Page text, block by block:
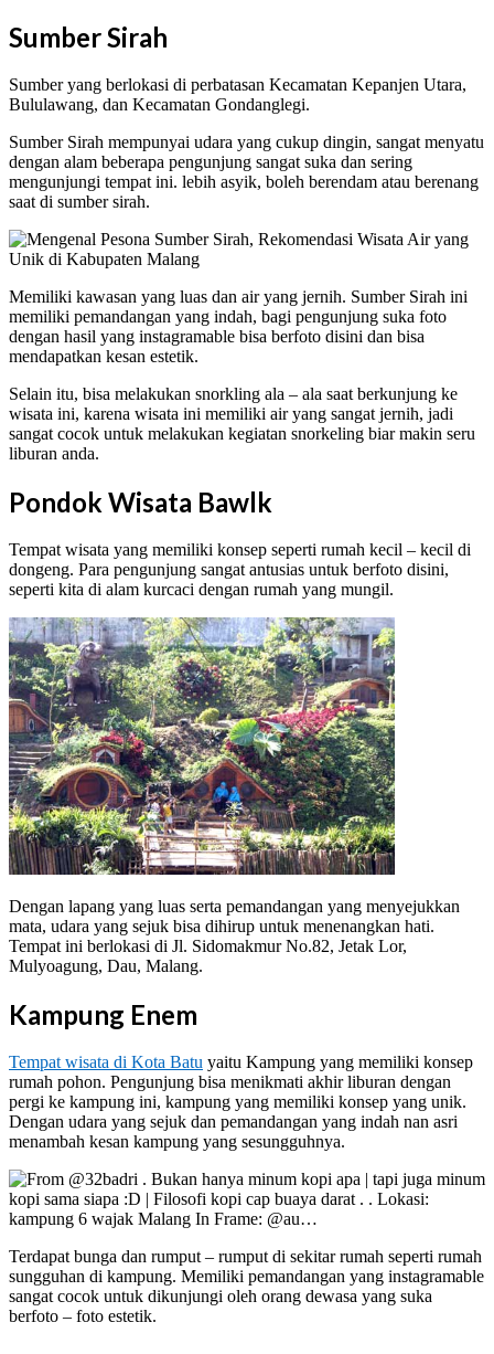
Sumber Sirah
Sumber yang berlokasi di perbatasan Kecamatan Kepanjen Utara,
Bululawang, dan Kecamatan Gondanglegi.
Sumber Sirah mempunyai udara yang cukup dingin, sangat menyatu
dengan alam beberapa pengunjung sangat suka dan sering
mengunjungi tempat ini. lebih asyik, boleh berendam atau berenang
saat di sumber sirah.
Memiliki kawasan yang luas dan air yang jernih. Sumber Sirah ini
memiliki pemandangan yang indah, bagi pengunjung suka foto
dengan hasil yang instagramable bisa berfoto disini dan bisa
mendapatkan kesan estetik.
Selain itu, bisa melakukan snorkling ala – ala saat berkunjung ke
wisata ini, karena wisata ini memiliki air yang sangat jernih, jadi
sangat cocok untuk melakukan kegiatan snorkeling biar makin seru
liburan anda.
Pondok Wisata Bawlk
Tempat wisata yang memiliki konsep seperti rumah kecil – kecil di
dongeng. Para pengunjung sangat antusias untuk berfoto disini,
seperti kita di alam kurcaci dengan rumah yang mungil.
Dengan lapang yang luas serta pemandangan yang menyejukkan
mata, udara yang sejuk bisa dihirup untuk menenangkan hati.
Tempat ini berlokasi di Jl. Sidomakmur No.82, Jetak Lor,
Mulyoagung, Dau, Malang.
Kampung Enem
Tempat wisata di Kota Batu yaitu Kampung yang memiliki konsep
rumah pohon. Pengunjung bisa menikmati akhir liburan dengan
pergi ke kampung ini, kampung yang memiliki konsep yang unik.
Dengan udara yang sejuk dan pemandangan yang indah nan asri
menambah kesan kampung yang sesungguhnya.
Terdapat bunga dan rumput – rumput di sekitar rumah seperti rumah
sungguhan di kampung. Memiliki pemandangan yang instagramable
sangat cocok untuk dikunjungi oleh orang dewasa yang suka
berfoto – foto estetik.